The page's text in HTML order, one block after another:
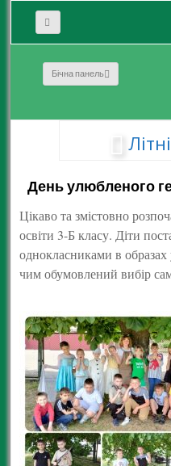
Бічна панель
День улюбленого
Цікаво та змістовно
освіти 3-Б класу. Діти
однокласниками в
чим обумовлений вибір